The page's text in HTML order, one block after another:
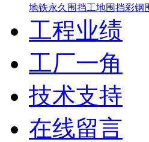
地铁永久围挡工地围挡彩钢
工程业绩
工厂一角
技术支持
在线留言